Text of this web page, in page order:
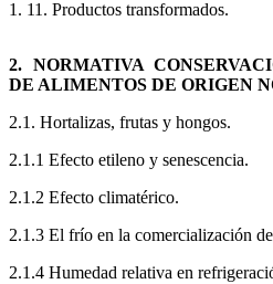
1. 11. Productos transformados.
2. NORMATIVA
DE ALIMENTOS DE ORIGEN
2.1. Hortalizas, frutas y hongos.
2.1.1 Efecto etileno y senescencia.
2.1.2 Efecto climatérico.
2.1.3 El frío en la comercialización
2.1.4 Humedad relativa en